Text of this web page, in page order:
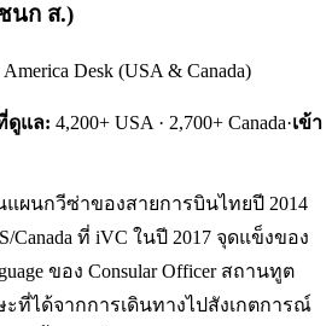
นก ส.)
Desk (USA & Canada)
ดูแล: 4,200+ USA · 2,700+ Canada·เข้า
ผนกวีซ่าของสายการบินไทยปี 2014
ที่ iVC ในปี 2017 จุดแข็งของ
ของ Consular Officer สถานทูต
ที่ได้จากการเดินทางไปสังเกตการณ์